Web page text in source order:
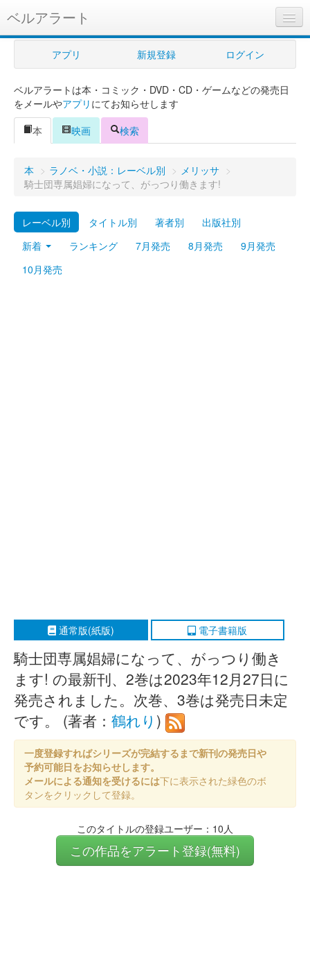
ベルアラート
ベルアラートとは
ヘルプ
新規登録
ログイン
購入管理
Myシェルフ
プレミアム
アプリ 新規登録 ログイン
ベルアラートは本・コミック・DVD・CD・ゲームなどの発売日
をメールやアプリ にてお知らせします
本
映画 検索
本 > ラノベ・小説：レーベル別 > メリッサ >
騎士団専属娼婦になって、がっつり働きます!
レーベル別 タイトル別 著者別
出版社別
新着
ランキング 7月発売 8月発売
9月発売
10月発売
通常版(紙版) 電子書籍版
騎士団専属娼婦になって、がっつり働き
ます! の最新刊、2巻は2023年12月27日に
発売されました。次巻、3巻は発売日未定
です。 (著者： 鶴れり )
一度登録すればシリーズが完結するまで新刊の発売日や
予約可能日をお知らせします。
メールによる通知を受けるには下に表示された緑色のボ
タンをクリックして登録。
このタイトルの登録ユーザー：10人
この作品をアラート登録(無料)